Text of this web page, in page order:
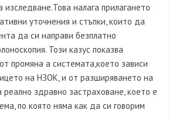
изследване.Това налага прилагането
уточнения и стъпки, които да
да си направи безплатно
Този казус показва
промяна а системата,което зависи
на НЗОК, и от разширяването на
здравно застраховане, което е
по която няма как да си говорим